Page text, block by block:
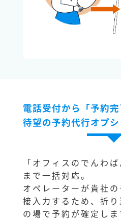
電話受付から「予約完
待望の予約代行オプ
「オフィスのでんわ
まで一括対応。
オペレーターが貴社
接入力するため、折
の場で予約が確定しま